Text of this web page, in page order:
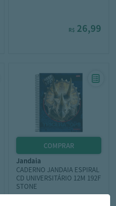
R$ 26,99
jandaia
CADERNO JANDAIA ESPIRAL
CD UNIVERSITÁRIO 12M 192F
STONE